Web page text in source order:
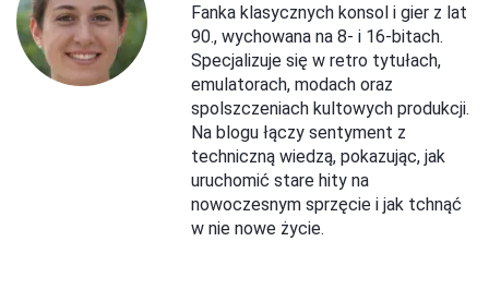
Fanka klasycznych konsol i gier z lat
90., wychowana na 8- i 16-bitach.
Specjalizuje się w retro tytułach,
emulatorach, modach oraz
spolszczeniach kultowych produkcji.
Na blogu łączy sentyment z
techniczną wiedzą, pokazując, jak
uruchomić stare hity na
nowoczesnym sprzęcie i jak tchnąć
w nie nowe życie.